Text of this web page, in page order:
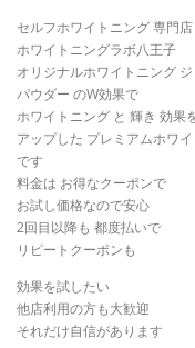
セルフホワイトニング 専門店
ホワイトニングラボ八王子
オリジナルホワイトニング ジ
パウダー のW効果で
ホワイトニング と 輝き 効果
アップした プレミアムホワ
です
料金は お得なクーポンで
お試し価格なので安心
2回目以降も 都度払いで
リピートクーポンも
効果を試したい
他店利用の方も大歓迎
それだけ自信があります